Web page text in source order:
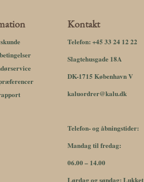
Kontakt
Telefon: +45 33 24 12 22
Slagtehusgade 18A
DK-1715 København V
kaluordrer@kalu.dk
Telefon- og åbningstider:
Mandag til fredag:
06.00 – 14.00
Lørdag og søndag: Lukket